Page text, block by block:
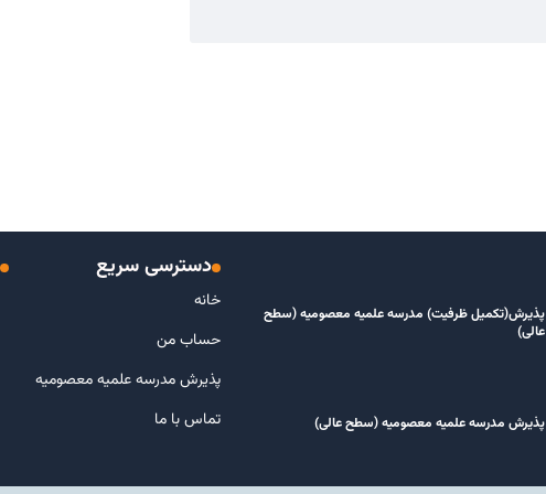
پذیرش(تکمیل ظرفیت) مدرسه علمیه معصومیه‌ (سطح
عالی)
پذیرش مدرسه علمیه معصومیه‌ (سطح عالی)
دسترسی سریع
خانه
حساب من
پذیرش مدرسه علمیه معصومیه
تماس با ما